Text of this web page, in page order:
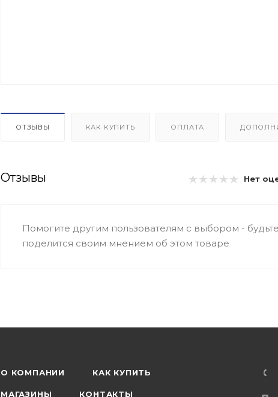
ОТЗЫВЫ КАК КУПИТЬ ОПЛАТА
Отзывы Нет
Помогите другим пользователям с выбором -
поделится своим мнением об этом товаре
О КОМПАНИИ КАК КУПИТЬ
МАГАЗИНЫ КОНТАКТЫ